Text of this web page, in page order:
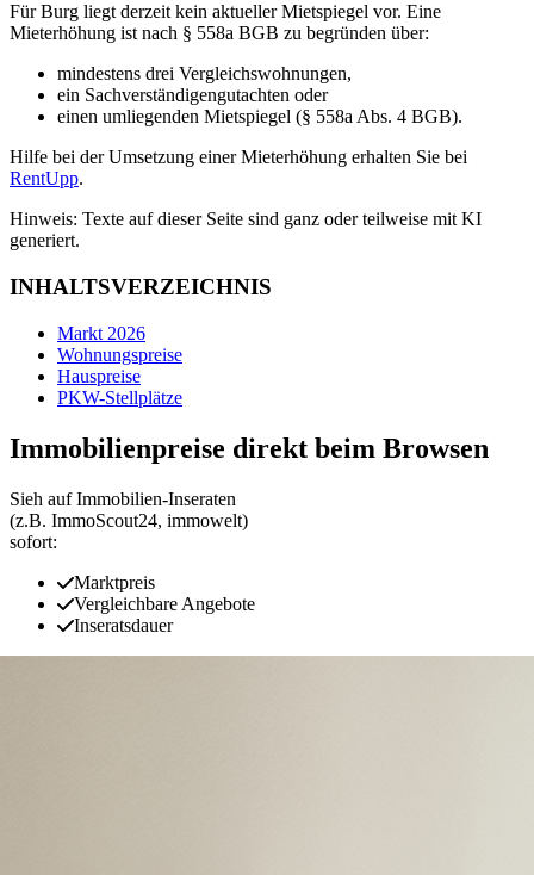
Für Burg liegt derzeit kein aktueller Mietspiegel vor. Eine
Mieterhöhung ist nach § 558a BGB zu begründen über:
mindestens drei Vergleichswohnungen,
ein Sachverständigengutachten oder
einen umliegenden Mietspiegel (§ 558a Abs. 4 BGB).
Hilfe bei der Umsetzung einer Mieterhöhung erhalten Sie bei
RentUpp.
Hinweis: Texte auf dieser Seite sind ganz oder teilweise mit KI
generiert.
INHALTSVERZEICHNIS
Markt 2026
Wohnungspreise
Hauspreise
PKW-Stellplätze
Immobilienpreise direkt beim Browsen
Sieh auf Immobilien‑Inseraten
(z.B. ImmoScout24, immowelt)
sofort:
Marktpreis
Vergleichbare Angebote
Inseratsdauer